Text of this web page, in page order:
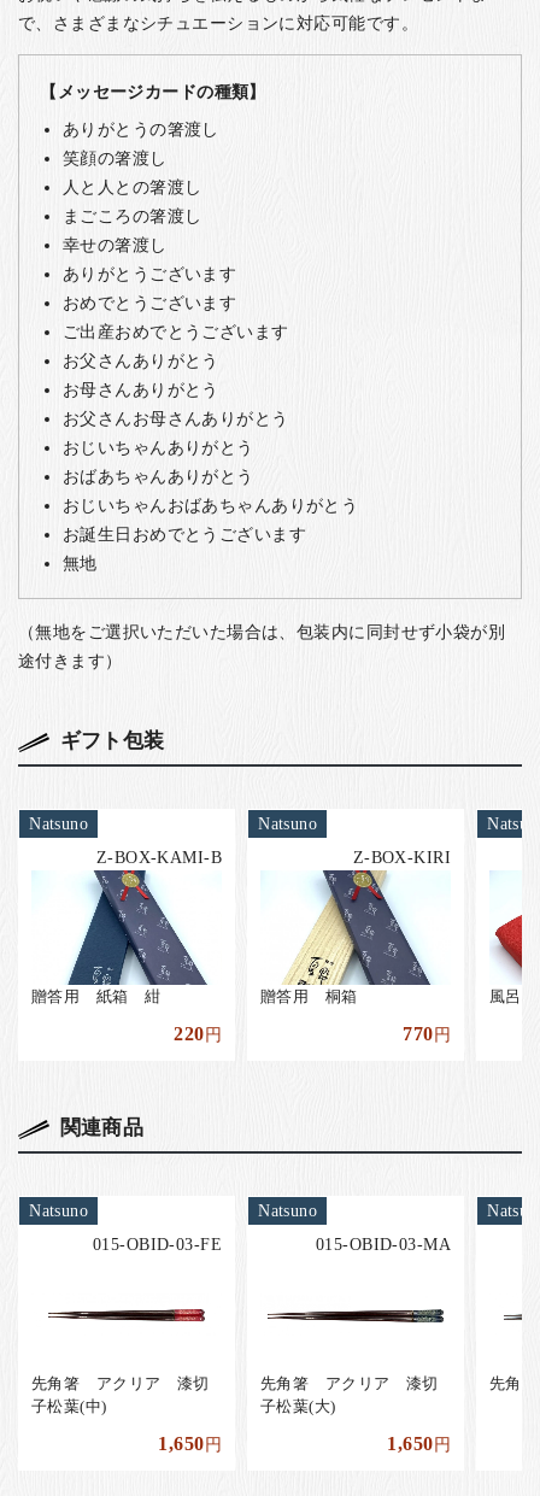
で、さまざまなシチュエーションに対応可能です。
【メッセージカードの種類】
ありがとうの箸渡し
笑顔の箸渡し
人と人との箸渡し
まごころの箸渡し
幸せの箸渡し
ありがとうございます
おめでとうございます
ご出産おめでとうございます
お父さんありがとう
お母さんありがとう
お父さんお母さんありがとう
おじいちゃんありがとう
おばあちゃんありがとう
おじいちゃんおばあちゃんありがとう
お誕生日おめでとうございます
無地
（無地をご選択いただいた場合は、包装内に同封せず小袋が別
途付きます）
ギフト包装
Natsuno
Z-BOX-KAMI-B
贈答用 紙箱 紺
220円
Natsuno
Z-BOX-KIRI
贈答用 桐箱
770円
風呂
関連商品
Natsuno
015-OBID-03-FE
先角箸 アクリア 漆切
子松葉(中)
1,650円
Natsuno
015-OBID-03-MA
先角箸 アクリア 漆切
子松葉(大)
1,650円
先角